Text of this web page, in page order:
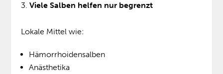
Viele Salben helfen nur begrenzt
Lokale Mittel wie:
Hämorrhoidensalben
Anästhetika